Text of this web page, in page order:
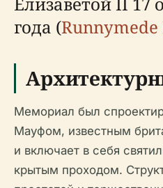
года (
Мемориал был
Мауфом, известным
и включает в себя
крытым проходом.